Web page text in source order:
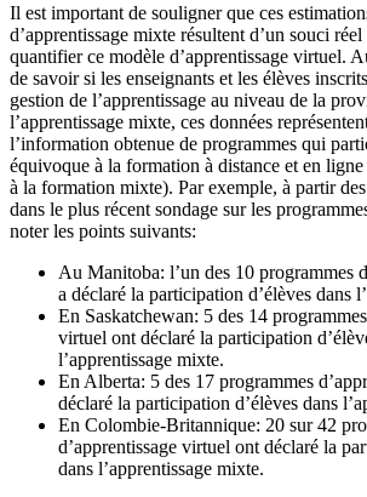
Il est important de souligner que ces
d’apprentissage mixte résultent d’un souci réel
quantifier ce modèle d’apprentissage virtuel.
de savoir si les enseignants et les élèves
gestion de l’apprentissage au niveau de la
l’apprentissage mixte, ces données
l’information obtenue de programmes qui
équivoque à la formation à distance et en
à la formation mixte). Par exemple, à partir
dans le plus récent sondage sur les
noter les points suivants:
Au Manitoba: l’un des 10 programmes
a déclaré la participation d’élèves dans
En Saskatchewan: 5 des 14
virtuel ont déclaré la participation
l’apprentissage mixte.
En Alberta: 5 des 17 programmes
déclaré la participation d’élèves dans
En Colombie-Britannique: 20 sur 42
d’apprentissage virtuel ont déclaré la
dans l’apprentissage mixte.